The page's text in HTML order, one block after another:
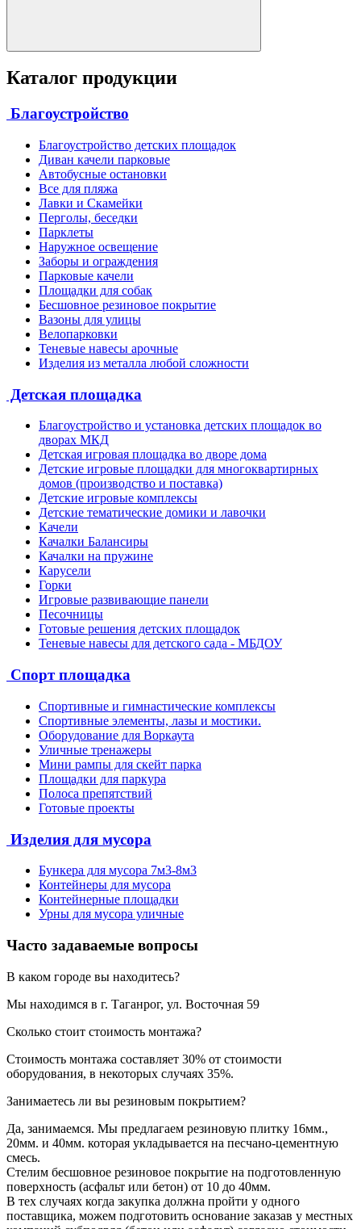
Каталог продукции
Благоустройство
Благоустройство детских площадок
Диван качели парковые
Автобусные остановки
Все для пляжа
Лавки и Скамейки
Перголы, беседки
Парклеты
Наружное освещение
Заборы и ограждения
Парковые качели
Площадки для собак
Бесшовное резиновое покрытие
Вазоны для улицы
Велопарковки
Теневые навесы арочные
Изделия из металла любой сложности
Детская площадка
Благоустройство и установка детских площадок во
дворах МКД
Детская игровая площадка во дворе дома
Детские игровые площадки для многоквартирных
домов (производство и поставка)
Детские игровые комплексы
Детские тематические домики и лавочки
Качели
Качалки Балансиры
Качалки на пружине
Карусели
Горки
Игровые развивающие панели
Песочницы
Готовые решения детских площадок
Теневые навесы для детского сада - МБДОУ
Спорт площадка
Спортивные и гимнастические комплексы
Спортивные элементы, лазы и мостики.
Оборудование для Воркаута
Уличные тренажеры
Мини рампы для скейт парка
Площадки для паркура
Полоса препятствий
Готовые проекты
Изделия для мусора
Бункера для мусора 7м3-8м3
Контейнеры для мусора
Контейнерные площадки
Урны для мусора уличные
Часто задаваемые вопросы
В каком городе вы находитесь?
Мы находимся в г. Таганрог, ул. Восточная 59
Сколько стоит стоимость монтажа?
Стоимость монтажа составляет 30% от стоимости
оборудования, в некоторых случаях 35%.
Занимаетесь ли вы резиновым покрытием?
Да, занимаемся. Мы предлагаем резиновую плитку 16мм.,
20мм. и 40мм. которая укладывается на песчано-цементную
смесь.
Стелим бесшовное резиновое покрытие на подготовленную
поверхность (асфальт или бетон) от 10 до 40мм.
В тех случаях когда закупка должна пройти у одного
поставщика, можем подготовить основание заказав у местных